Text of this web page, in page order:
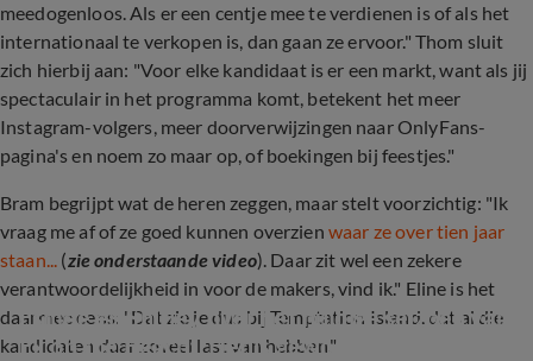
meedogenloos. Als er een centje mee te verdienen is of als het
internationaal te verkopen is, dan gaan ze ervoor." Thom sluit
zich hierbij aan: "Voor elke kandidaat is er een markt, want als jij
spectaculair in het programma komt, betekent het meer
Instagram-volgers, meer doorverwijzingen naar OnlyFans-
pagina's en noem zo maar op, of boekingen bij feestjes."
Bram begrijpt wat de heren zeggen, maar stelt voorzichtig: "Ik
vraag me af of ze goed kunnen overzien waar ze over tien jaar
staan... (zie onderstaande video). Daar zit wel een zekere
verantwoordelijkheid in voor de makers, vind ik." Eline is het
daarmee eens: "Dat zie je dus bij Temptation Island, dat al die
kandidaten daar zoveel last van hebben."
Esmee en Shirley over het huidige seizoen van
Ex on the Beach: ‘Het is gewoon niet meer